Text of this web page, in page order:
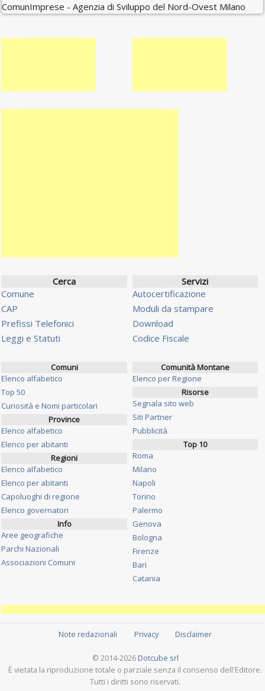
ComunImprese - Agenzia di Sviluppo del Nord-Ovest Milano
Cerca
Comune
CAP
Prefissi Telefonici
Leggi e Statuti
Servizi
Autocertificazione
Moduli da stampare
Download
Codice Fiscale
Comuni
Elenco alfabetico
Top 50
Curiosità e Nomi particolari
Province
Elenco alfabetico
Elenco per abitanti
Regioni
Elenco alfabetico
Elenco per abitanti
Capoluoghi di regione
Elenco governatori
Info
Aree geografiche
Parchi Nazionali
Associazioni Comuni
Comunità Montane
Elenco per Regione
Risorse
Segnala sito web
Siti Partner
Pubblicità
Top 10
Roma
Milano
Napoli
Torino
Palermo
Genova
Bologna
Firenze
Bari
Catania
Note redazionali Privacy Disclaimer
© 2014-2026 Dotcube srl
È vietata la riproduzione totale o parziale senza il consenso dell'Editore.
Tutti i diritti sono riservati.